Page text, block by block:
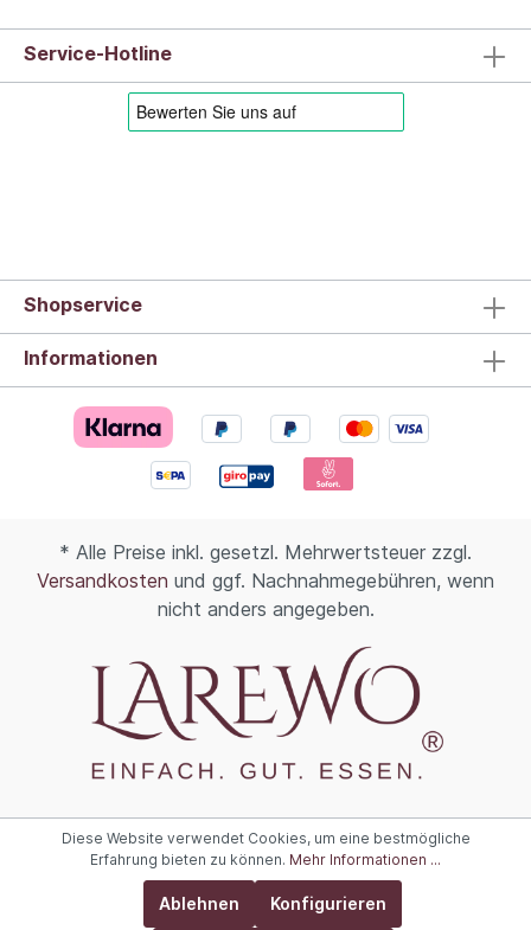
Service-Hotline
Shopservice
Informationen
* Alle Preise inkl. gesetzl. Mehrwertsteuer zzgl.
Versandkosten und ggf. Nachnahmegebühren, wenn
nicht anders angegeben.
Diese Website verwendet Cookies, um eine bestmögliche
Erfahrung bieten zu können. Mehr Informationen ...
Ablehnen Konfigurieren